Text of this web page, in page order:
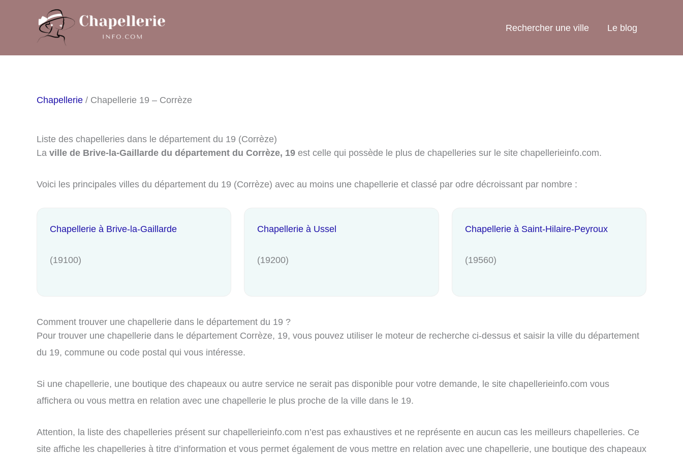
Rechercher une ville Le blog
Chapellerie / Chapellerie 19 – Corrèze
Liste des chapelleries dans le département du 19 (Corrèze)
La ville de Brive-la-Gaillarde du département du Corrèze, 19 est celle qui possède le plus de chapelleries sur le site chapellerieinfo.com.
Voici les principales villes du département du 19 (Corrèze) avec au moins une chapellerie et classé par odre décroissant par nombre :
Chapellerie à Brive-la-Gaillarde
(19100)
Chapellerie à Ussel
(19200)
Chapellerie à Saint-Hilaire-Peyroux
(19560)
Comment trouver une chapellerie dans le département du 19 ?
Pour trouver une chapellerie dans le département Corrèze, 19, vous pouvez utiliser le moteur de recherche ci-dessus et saisir la ville du département
du 19, commune ou code postal qui vous intéresse.
Si une chapellerie, une boutique des chapeaux ou autre service ne serait pas disponible pour votre demande, le site chapellerieinfo.com vous
affichera ou vous mettra en relation avec une chapellerie le plus proche de la ville dans le 19.
Attention, la liste des chapelleries présent sur chapellerieinfo.com n’est pas exhaustives et ne représente en aucun cas les meilleurs chapelleries. Ce
site affiche les chapelleries à titre d’information et vous permet également de vous mettre en relation avec une chapellerie, une boutique des chapeaux